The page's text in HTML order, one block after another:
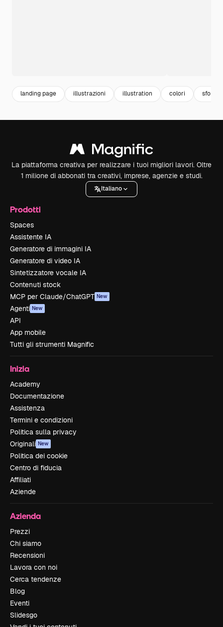
landing page illustrazioni illustration colori sfondo
La piattaforma creativa per realizzare i tuoi migliori lavori. Oltre
1 milione di abbonati tra creativi, imprese, agenzie e studi.
Italiano
Prodotti
Spaces
Assistente IA
Generatore di immagini IA
Generatore di video IA
Sintetizzatore vocale IA
Contenuti stock
MCP per Claude/ChatGPT New
Agenti New
API
App mobile
Tutti gli strumenti Magnific
Inizia
Academy
Documentazione
Assistenza
Termini e condizioni
Politica sulla privacy
Originali New
Politica dei cookie
Centro di fiducia
Affiliati
Aziende
Azienda
Prezzi
Chi siamo
Recensioni
Lavora con noi
Cerca tendenze
Blog
Eventi
Slidesgo